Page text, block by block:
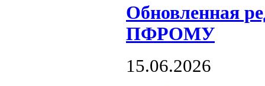
Обновленная
ПФРОМУ
15.06.2026